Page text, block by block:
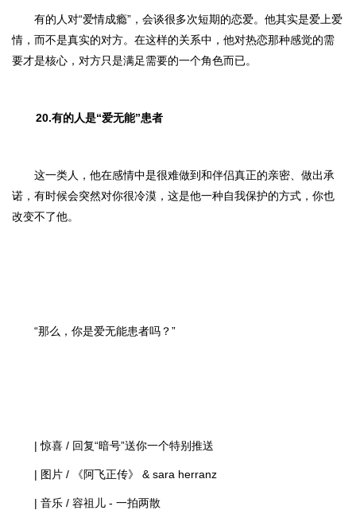
有的人对“爱情成瘾”，会谈很多次短期的恋爱。他其实是爱上爱
情，而不是真实的对方。在这样的关系中，他对热恋那种感觉的需
要才是核心，对方只是满足需要的一个角色而已。
20.有的人是“爱无能”患者
这一类人，他在感情中是很难做到和伴侣真正的亲密、做出承
诺，有时候会突然对你很冷漠，这是他一种自我保护的方式，你也
改变不了他。
“那么，你是爱无能患者吗？”
| 惊喜 / 回复“暗号”送你一个特别推送
| 图片 / 《阿飞正传》 & sara herranz
| 音乐 / 容祖儿 - 一拍两散